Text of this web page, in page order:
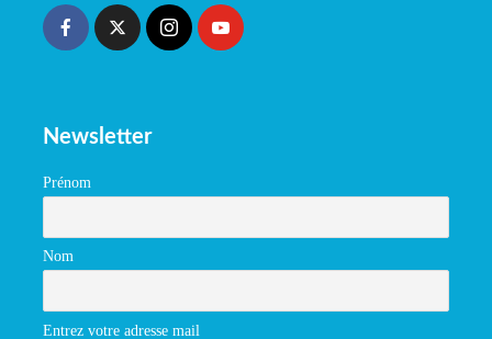
Newsletter
Prénom
Nom
Entrez votre adresse mail